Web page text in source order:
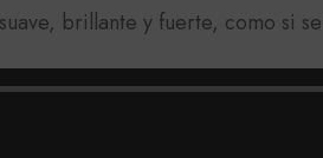
brillante y fuerte, como si